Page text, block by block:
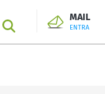
SEARCH
MAIL
ENTRA